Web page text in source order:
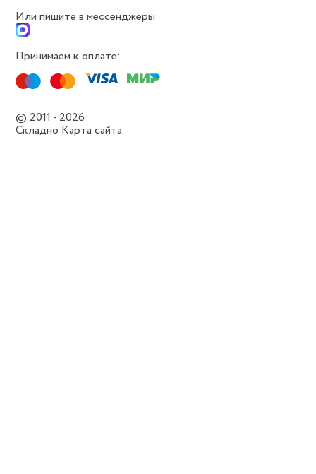
Или пишите в мессенджеры
Принимаем к оплате:
© 2011 - 2026
Складно Карта сайта.